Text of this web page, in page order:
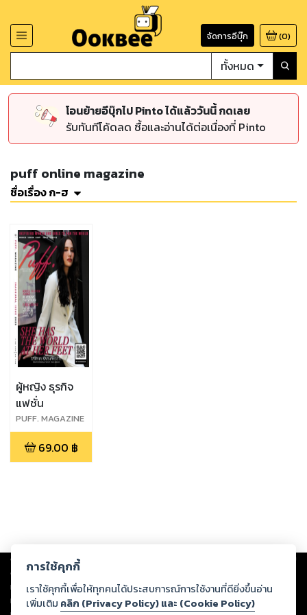
จัดการอีบุ๊ก (0)
ทั้งหมด
โอนย้ายอีบุ๊กไป Pinto ได้แล้ววันนี้ กดเลย
รับทันทีโค้ดลด ซื้อและอ่านได้ต่อเนื่องที่ Pinto
puff online magazine
ชื่อเรื่อง ก-ฮ
ผู้หญิง ธุรกิจ
แฟชั่น
PUFF. MAGAZINE
: INAUGURAL
ISSUE : MARCH
2023
69.00 ฿
Copyright © 2026
ต่อผลงานหรือเนื้อหาใดที่อัปโหลดผ่านเว็บไซต์และปรากฏว่าละเมิดสิทธิใน
ทรัพย์สินทางปัญญาของบุคคลอื่นหรือขัดต่อกฎหมายและศีลธรรม ดังนั้น ผู้อ่าน
ทุกท่านโปรดใช้วิจารณญาณในการกลั่นกรองด้วยตนเอง และหากท่านพบว่าส่วน
การใช้คุกกี้
เราใช้คุกกี้เพื่อให้ทุกคนได้ประสบการณ์การใช้งานที่ดียิ่งขึ้นอ่าน
เพิ่มเติม คลิก (Privacy Policy) และ (Cookie Policy)